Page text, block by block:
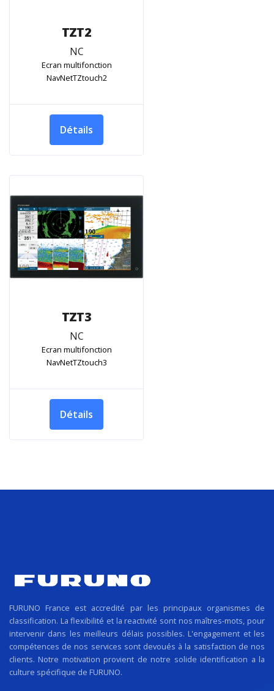
TZT2
NC
Ecran multifonction
NavNetTZtouch2
Détails
TZT3
NC
Ecran multifonction
NavNetTZtouch3
Détails
FURUNO France est accredité par les principaux organismes de
classification. La flexibilité et la reactivité sont nos maîtres-mots, pour
intervenir dans les meilleurs délais possibles. L'engagement et les
compétences de nos services sont devoués à la satisfaction de nos
clients. Notre motivation provient de notre solide identification a la
culture spécifique de FURUNO.